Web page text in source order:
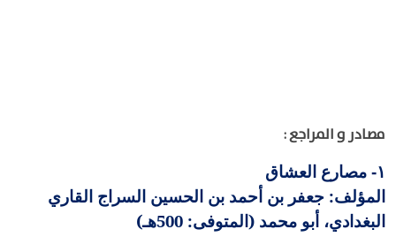
مصادر و المراجع :
١-
مصارع العشاق
المؤلف: جعفر بن أحمد بن الحسين السراج القاري
البغدادي، أبو محمد (المتوفى: 500هـ)